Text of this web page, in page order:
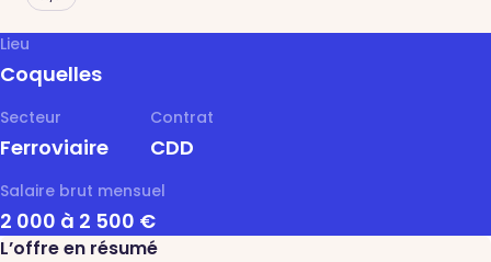
Lieu
Coquelles
Secteur
Ferroviaire
Contrat
CDD
Salaire brut mensuel
2 000 à 2 500 €
L’offre en résumé